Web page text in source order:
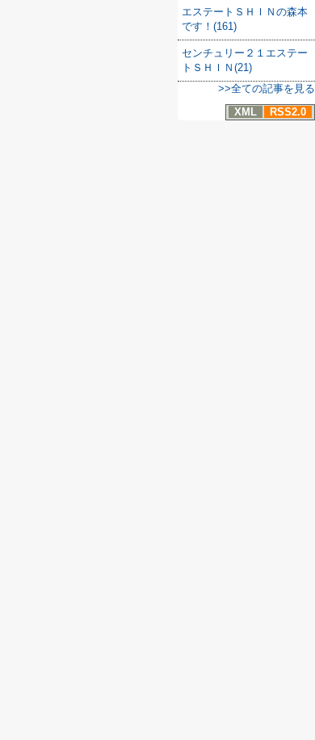
エステートＳＨＩＮの森本
です！(161)
センチュリー２１エステー
トＳＨＩＮ(21)
>>全ての記事を見る
XML
RSS2.0